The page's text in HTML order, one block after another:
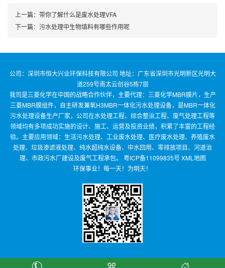
上一篇： 带你了解什么是废水处理VFA
下一篇： 污水处理中生物填料有哪些作用呢
公司：深圳市恒大兴业环保科技有限公司 地址：广东省深圳市光明新区光明大
道259号南太云创谷5栋7层
我司是三菱化学在中国的战略合作伙伴，主要代理：三菱化学MBR膜片，生产
三菱MBR膜组件，自主研发兼氧H3MBR一体化污水处理设备，是MBR一体化
污水处理设备生产厂家，公司在水处理工程、综合整治工程、废气处理工程等
领域均有多项成功实施的设计、施工、运营及投资业绩，积累了丰富的工程经
验。主要应用领域：生活污水处理、工业废水处理、医疗废水处理、养殖废水
处理、垃圾渗滤液处理、纯水超纯水设备、中水回用、零排放项目、河道治
理、市政污水厂建设及废气工程承包。 粤ICP备11099835号 XML地图
环保事业！每一天！为明天！